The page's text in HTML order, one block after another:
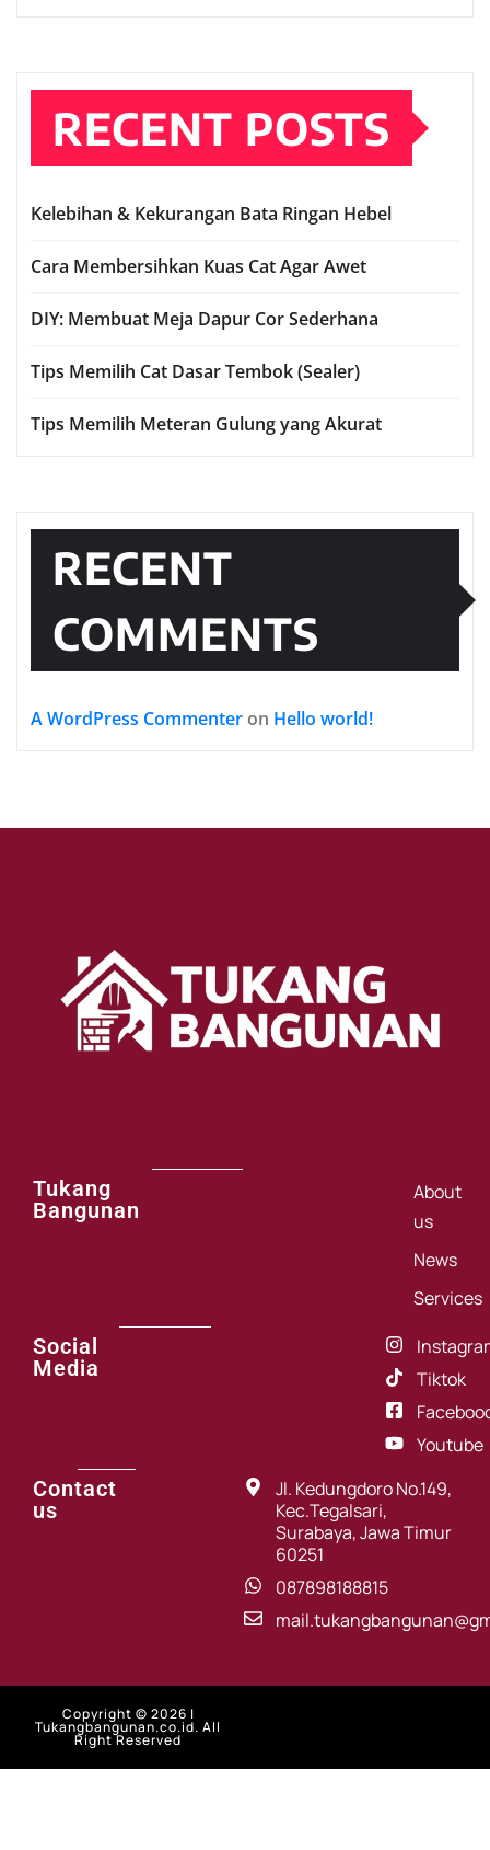
RECENT POSTS
Kelebihan & Kekurangan Bata Ringan Hebel
Cara Membersihkan Kuas Cat Agar Awet
DIY: Membuat Meja Dapur Cor Sederhana
Tips Memilih Cat Dasar Tembok (Sealer)
Tips Memilih Meteran Gulung yang Akurat
RECENT
COMMENTS
A WordPress Commenter on Hello world!
Tukang
Bangunan
About
us
News
Services
Social
Media
Tiktok
Youtube
Contact
us
Jl. Kedungdoro No.149,
Kec.Tegalsari,
Surabaya, Jawa Timur
60251
087898188815
Copyright © 2026 |
Tukangbangunan.co.id. All
Right Reserved